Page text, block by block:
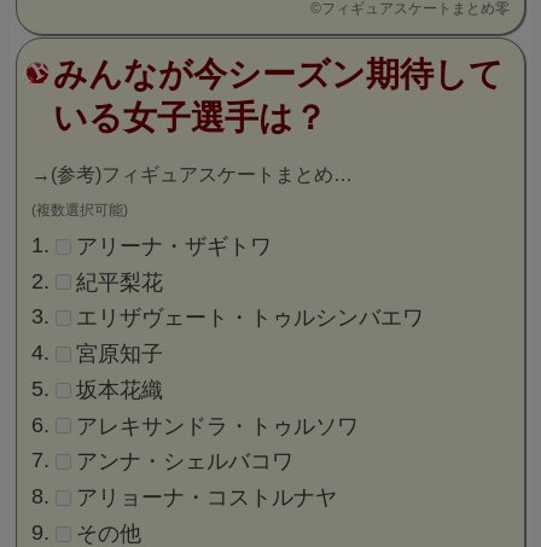
©フィギュアスケートまとめ零
みんなが今シーズン期待して
いる女子選手は？
→ (参考)フィギュアスケートまとめ…
(複数選択可能)
アリーナ・ザギトワ
紀平梨花
エリザヴェート・トゥルシンバエワ
宮原知子
坂本花織
アレキサンドラ・トゥルソワ
アンナ・シェルバコワ
アリョーナ・コストルナヤ
その他